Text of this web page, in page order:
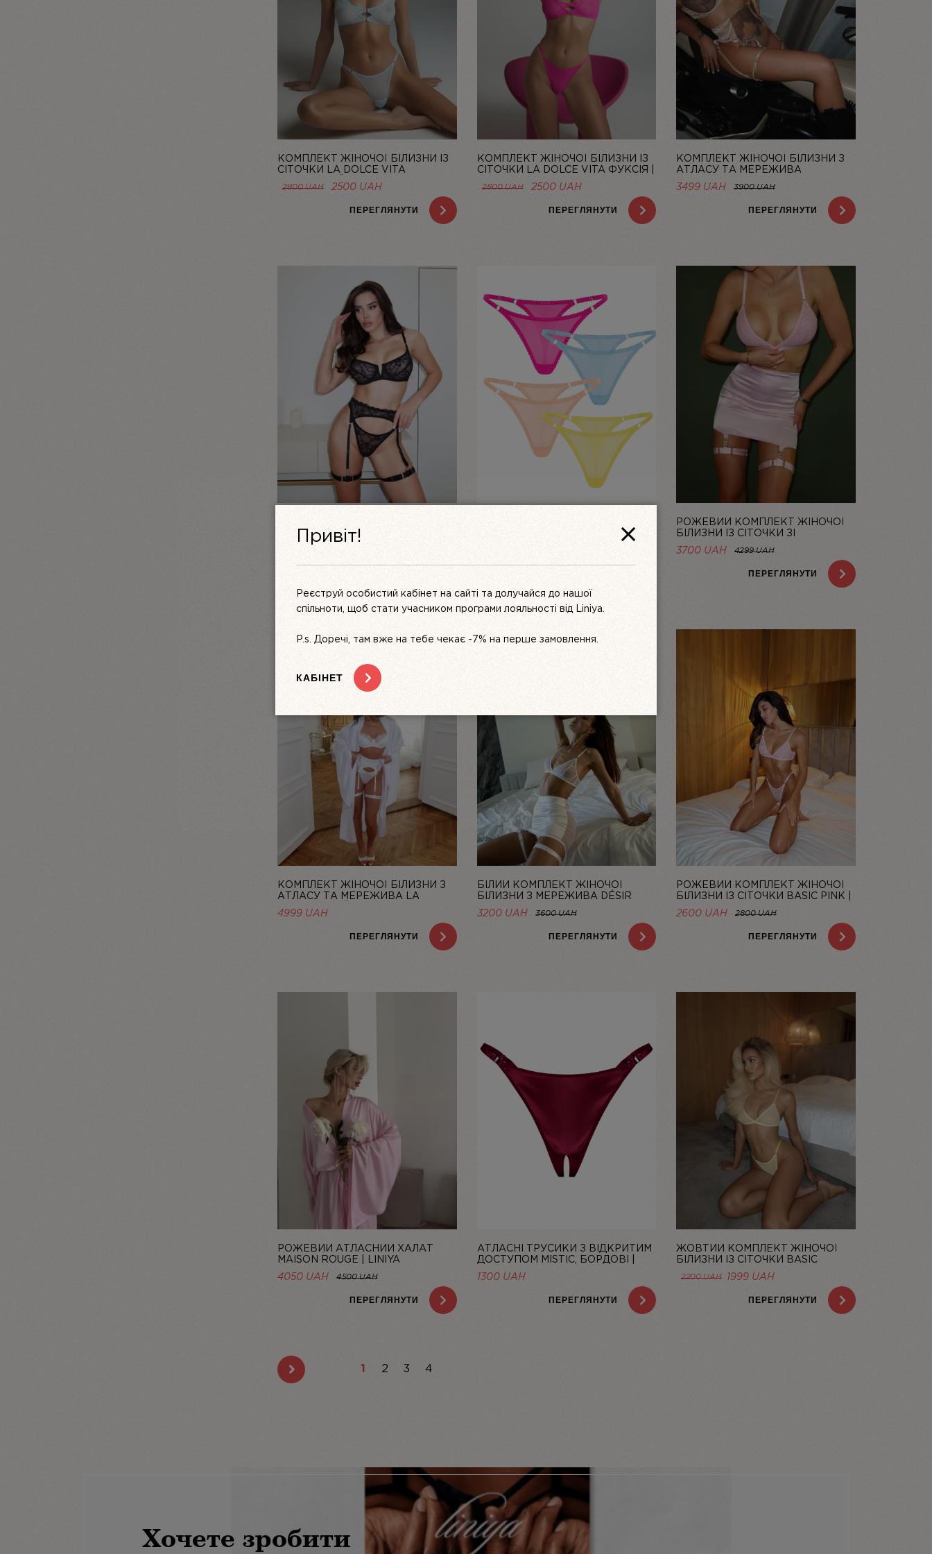
КОМПЛЕКТ ЖІНОЧОЇ БІЛИЗНИ ІЗ
СІТОЧКИ LA DOLCE VITA
БЛАКИТНИЙ | LINIYA
2800UAH
ОРИГІНАЛЬНА
2800 UAH.
2500 UAH
2500 UAH.
ПЕРЕГЛЯНУТИ
КОМПЛЕКТ ЖІНОЧОЇ БІЛИЗНИ ІЗ
СІТОЧКИ LA DOLCE VITA ФУКСІЯ |
2800UAH
ОРИГІНАЛЬНА
2800 UAH.
2500 UAHПОТОЧНА
2500 UAH.
ПЕРЕГЛЯНУТИ
КОМПЛЕКТ ЖІНОЧОЇ БІЛИЗНИ З
АТЛАСУ ТА МЕРЕЖИВА
CHAMPAGNE | LINIYA
3499 UAH 3900 UAH
ПЕРЕГЛЯНУТИ
МЕРЕЖИВА ЧОРНИЙ MUSE |
LINIYA
(НАБІР 4 ШТ.) — СІТКА “LA DOLCE
РОЖЕВИЙ КОМПЛЕКТ ЖІНОЧОЇ
БІЛИЗНИ ІЗ СІТОЧКИ ЗІ
СПІДНИЦЕЮ BASIC PINK | LINIYA
3700 UAH 4299 UAH
ПЕРЕГЛЯНУТИ
КОМПЛЕКТ ЖІНОЧОЇ БІЛИЗНИ З
АТЛАСУ ТА МЕРЕЖИВА LA
PERLE, БІЛИЙ | LINIYA
4999 UAH
ПЕРЕГЛЯНУТИ
БІЛИЙ КОМПЛЕКТ ЖІНОЧОЇ
БІЛИЗНИ З МЕРЕЖИВА DÉSIR
FATAL | LINIYA
3200 UAH 3600 UAH
ПЕРЕГЛЯНУТИ
РОЖЕВИЙ КОМПЛЕКТ ЖІНОЧОЇ
БІЛИЗНИ ІЗ СІТОЧКИ BASIC PINK |
LINIYA
2600 UAH 2800 UAH
ПЕРЕГЛЯНУТИ
РОЖЕВИЙ АТЛАСНИЙ ХАЛАТ
MAISON ROUGE | LINIYA
4050 UAH 4500 UAH
ПЕРЕГЛЯНУТИ
АТЛАСНІ ТРУСИКИ З ВІДКРИТИМ
ДОСТУПОМ MISTIC, БОРДОВІ |
LINIYA
1300 UAH
ПЕРЕГЛЯНУТИ
ЖОВТИЙ КОМПЛЕКТ ЖІНОЧОЇ
БІЛИЗНИ ІЗ СІТОЧКИ BASIC
LEMON | LINIYA
2200UAH 1999 UAH
ПЕРЕГЛЯНУТИ
1 2 3 4
Хочете зробити
Привіт!
Реєструй особистий кабінет на сайті та долучайся до нашої
спільноти, щоб стати учасником програми лояльності від Liniya.
P.s. Доречі, там вже на тебе чекає -7% на перше замовлення.
КАБІНЕТ